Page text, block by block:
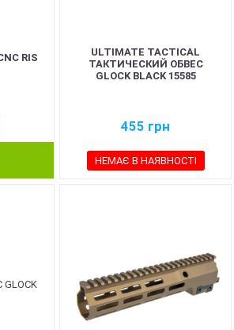
RIS
ULTIMATE TACTICAL
ТАКТИЧЕСКИЙ ОБВЕС
GLOCK BLACK 15585
455 грн
НЕМАЄ В НАЯВНОСТІ